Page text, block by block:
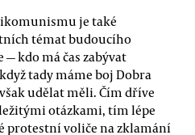
je také
témat budoucího
kdo má čas zabývat
tady máme boj Dobra
udělat měli. Čím dříve
otázkami, tím lépe
protestní voliče na zklamání